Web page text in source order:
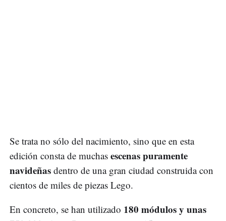
Se trata no sólo del nacimiento, sino que en esta
edición consta de muchas escenas puramente
navideñas dentro de una gran ciudad construida con
cientos de miles de piezas Lego.
En concreto, se han utilizado 180 módulos y unas